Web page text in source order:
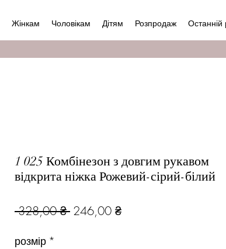
Жінкам Чоловікам Дітям Розпродаж Останній
1 025 Комбінезон з довгим рукавом
відкрита ніжка Рожевий-сірий-білий
328,00 ₴ Звичайна
246,00 ₴За
розмір *